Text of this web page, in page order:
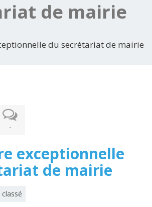
de mairie
du secrétariat de mairie
-
exceptionnelle
de mairie